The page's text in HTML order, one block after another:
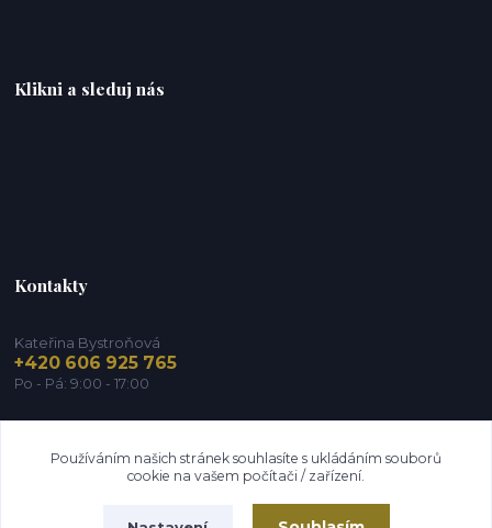
Klikni a sleduj nás
Kontakty
Kateřina Bystroňová
+420 606 925 765
Po - Pá: 9:00 - 17:00
Používáním našich stránek souhlasíte s ukládáním souborů
cookie na vašem počítači / zařízení.